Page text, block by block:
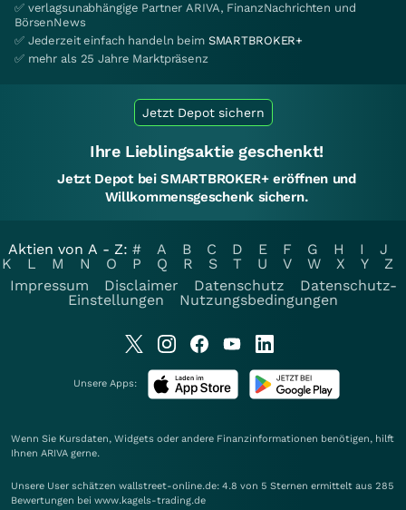
✅ verlagsunabhängige Partner ARIVA, FinanzNachrichten und
BörsenNews
✅ Jederzeit einfach handeln beim SMARTBROKER+
✅ mehr als 25 Jahre Marktpräsenz
Jetzt Depot sichern
Ihre Lieblingsaktie geschenkt!
Jetzt Depot bei SMARTBROKER+ eröffnen und
Willkommensgeschenk sichern.
Aktien von A - Z: # A B C D E F G H I
J
K
L M N O P Q R S T U V W X Y
Z
Impressum
Disclaimer Datenschutz
Datenschutz-
Einstellungen
Nutzungsbedingungen
Unsere Apps:
Wenn Sie Kursdaten, Widgets oder andere Finanzinformationen benötigen, hilft
Ihnen ARIVA gerne.
Unsere User schätzen wallstreet-online.de: 4.8 von 5 Sternen ermittelt aus 285
Bewertungen bei www.kagels-trading.de